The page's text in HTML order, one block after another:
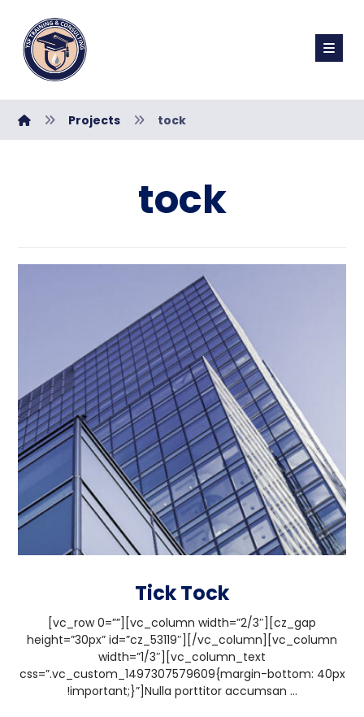
Projects tock
tock
Tick Tock
[vc_row 0=””][vc_column width=”2/3″][cz_gap
height=”30px” id=”cz_53119″][/vc_column][vc_column
width=”1/3″][vc_column_text
css=”.vc_custom_1497307579609{margin-bottom: 40px
!important;}”]Nulla porttitor accumsan ...